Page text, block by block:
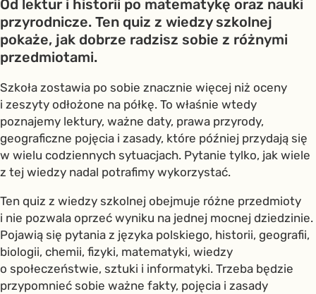
Od lektur i historii po matematykę oraz nauki
przyrodnicze. Ten quiz z wiedzy szkolnej
pokaże, jak dobrze radzisz sobie z różnymi
przedmiotami.
Szkoła zostawia po sobie znacznie więcej niż oceny
i zeszyty odłożone na półkę. To właśnie wtedy
poznajemy lektury, ważne daty, prawa przyrody,
geograficzne pojęcia i zasady, które później przydają się
w wielu codziennych sytuacjach. Pytanie tylko, jak wiele
z tej wiedzy nadal potrafimy wykorzystać.
Ten quiz z wiedzy szkolnej obejmuje różne przedmioty
i nie pozwala oprzeć wyniku na jednej mocnej dziedzinie.
Pojawią się pytania z języka polskiego, historii, geografii,
biologii, chemii, fizyki, matematyki, wiedzy
o społeczeństwie, sztuki i informatyki. Trzeba będzie
przypomnieć sobie ważne fakty, pojęcia i zasady